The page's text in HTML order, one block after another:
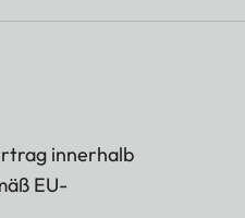
innerhalb
EU-